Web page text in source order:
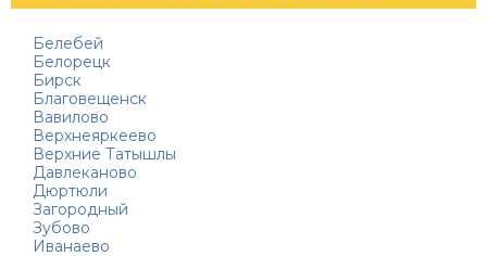
Белебей
Белорецк
Бирск
Благовещенск
Вавилово
Верхнеяркеево
Верхние Татышлы
Давлеканово
Дюртюли
Загородный
Зубово
Иванаево